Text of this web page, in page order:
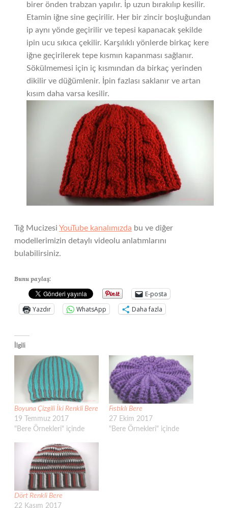
birer önden trabzan yapılır. İp uzun bırakılıp kesilir.
Etamin iğne sine geçirilir. Her bir zincir boşluğundan
ip aynı yönde geçirilir ve tepesi kapanacak şekilde
ipin ucu sıkıca çekilir. Karşılıklı yönlerde birkaç kere
iğne geçirilerek tepe kısmın kapanması sağlanır.
Sökülmemesi için iç kısmından da birkaç yerinden
dikilir ve düğümlenir. İpin fazlası saklanır ve artan
kısım daha varsa kesilir.
Tığ Mucizesi YouTube kanalımızda bu ve diğer
modellerimizin detaylı videolu anlatımlarını
bulabilirsiniz.
Bunu paylaş:
E-posta
Yazdır
WhatsApp Daha fazla
İlgili
Boyuna Çizgili İki Renkli Bere
19 Temmuz 2017
"Bere Örnekleri" içinde
Fıstıklı Bere
27 Ekim 2017
"Bere Örnekleri" içinde
Dört Renkli Bere
22 Kasım 2017